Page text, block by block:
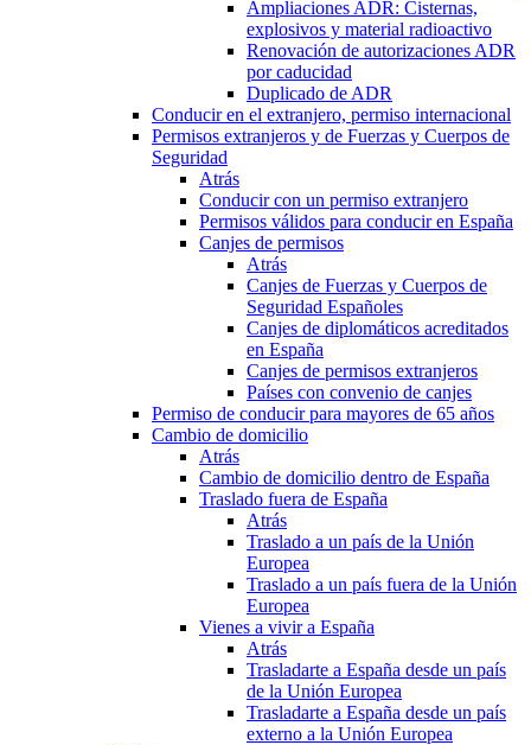
Ampliaciones ADR: Cisternas,
explosivos y material radioactivo
Renovación de autorizaciones ADR
por caducidad
Duplicado de ADR
Conducir en el extranjero, permiso internacional
Permisos extranjeros y de Fuerzas y Cuerpos de
Seguridad
Atrás
Conducir con un permiso extranjero
Permisos válidos para conducir en España
Canjes de permisos
Atrás
Canjes de Fuerzas y Cuerpos de
Seguridad Españoles
Canjes de diplomáticos acreditados
en España
Canjes de permisos extranjeros
Países con convenio de canjes
Permiso de conducir para mayores de 65 años
Cambio de domicilio
Atrás
Cambio de domicilio dentro de España
Traslado fuera de España
Atrás
Traslado a un país de la Unión
Europea
Traslado a un país fuera de la Unión
Europea
Vienes a vivir a España
Atrás
Trasladarte a España desde un país
de la Unión Europea
Trasladarte a España desde un país
externo a la Unión Europea